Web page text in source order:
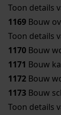
Toon details
1169 Bouw
Toon details
1170 Bouw
1171 Bouw
1172 Bouw
1173 Bouw
Toon details